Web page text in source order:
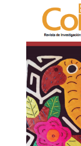
lateral
del
artículo